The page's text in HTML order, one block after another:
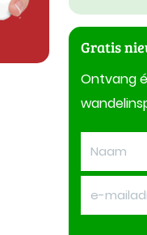
Gratis
Ontvang